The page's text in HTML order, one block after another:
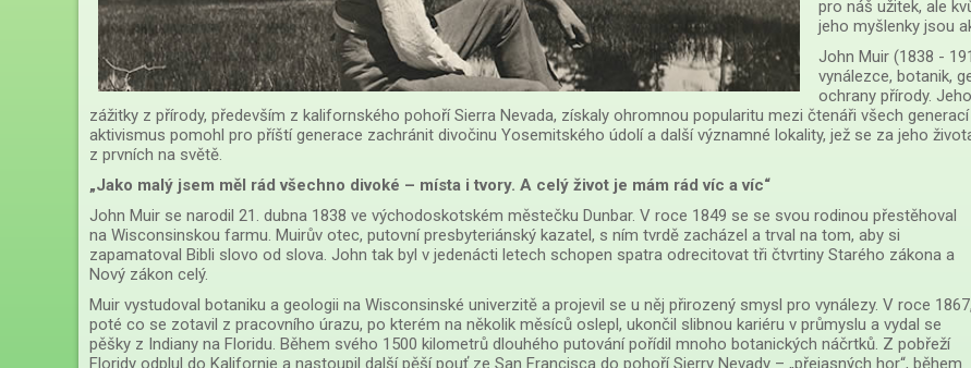
pro náš užitek, ale
jeho myšlenky jsou
John Muir (1838 -
vynálezce, botanik,
ochrany přírody.
zážitky z přírody, především z kalifornského pohoří Sierra Nevada, získaly ohromnou popularitu mezi čtenáři všech
aktivismus pomohl pro příští generace zachránit divočinu Yosemitského údolí a další významné lokality, jež se za jeho
z prvních na světě.
„Jako malý jsem měl rád všechno divoké – místa i tvory. A celý život je mám rád víc a víc“
John Muir se narodil 21. dubna 1838 ve východoskotském městečku Dunbar. V roce 1849 se se svou rodinou přestěhoval
na Wisconsinskou farmu. Muirův otec, putovní presbyteriánský kazatel, s ním tvrdě zacházel a trval na tom, aby si
zapamatoval Bibli slovo od slova. John tak byl v jedenácti letech schopen spatra odrecitovat tři čtvrtiny Starého zákona a
Nový zákon celý.
Muir vystudoval botaniku a geologii na Wisconsinské univerzitě a projevil se u něj přirozený smysl pro vynálezy. V roce 1867,
poté co se zotavil z pracovního úrazu, po kterém na několik měsíců oslepl, ukončil slibnou kariéru v průmyslu a vydal se
pěšky z Indiany na Floridu. Během svého 1500 kilometrů dlouhého putování pořídil mnoho botanických náčrtků. Z pobřeží
Floridy odplul do Kalifornie a nastoupil další pěší pouť ze San Francisca do pohoří Sierry Nevady – „přejasných hor“, během